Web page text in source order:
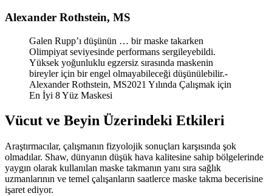
Alexander Rothstein, MS
Galen Rupp’ı düşünün … bir maske takarken
Olimpiyat seviyesinde performans sergileyebildi.
Yüksek yoğunluklu egzersiz sırasında maskenin
bireyler için bir engel olmayabileceği düşünülebilir.-
Alexander Rothstein, MS2021 Yılında Çalışmak için
En İyi 8 Yüz Maskesi
Vücut ve Beyin Üzerindeki Etkileri
Araştırmacılar, çalışmanın fizyolojik sonuçları karşısında şok
olmadılar. Shaw, dünyanın düşük hava kalitesine sahip bölgelerinde
yaygın olarak kullanılan maske takmanın yanı sıra sağlık
uzmanlarının ve temel çalışanların saatlerce maske takma becerisine
işaret ediyor.